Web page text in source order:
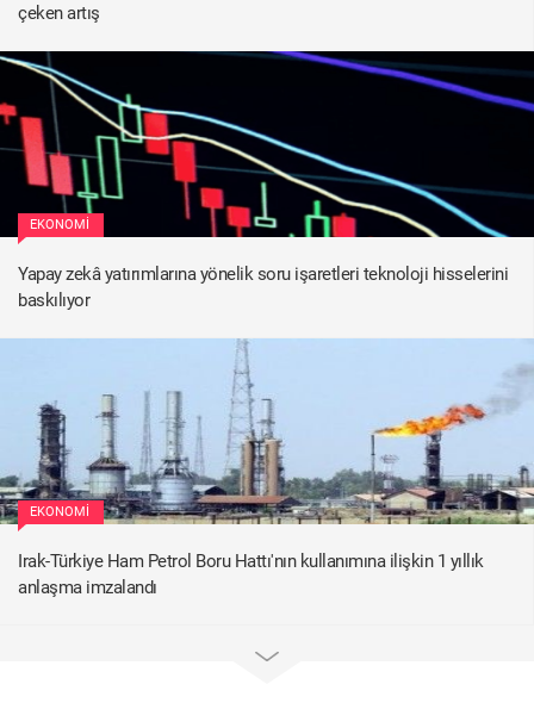
çeken artış
EKONOMI
Yapay zekâ yatırımlarına yönelik soru işaretleri teknoloji hisselerini
baskılıyor
EKONOMI
Irak-Türkiye Ham Petrol Boru Hattı'nın kullanımına ilişkin 1 yıllık
anlaşma imzalandı